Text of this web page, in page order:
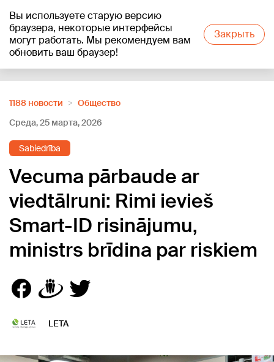
Вы используете старую версию
браузера, некоторые интерфейсы
могут работать. Мы рекомендуем вам
обновить ваш браузер!
Закрыть
+17°C
1188 новости
Oбщество
Среда, 25 марта, 2026
Sabiedrība
Vecuma pārbaude ar
viedtālruni: Rimi ievieš
Smart-ID risinājumu,
ministrs brīdina par riskiem
LETA